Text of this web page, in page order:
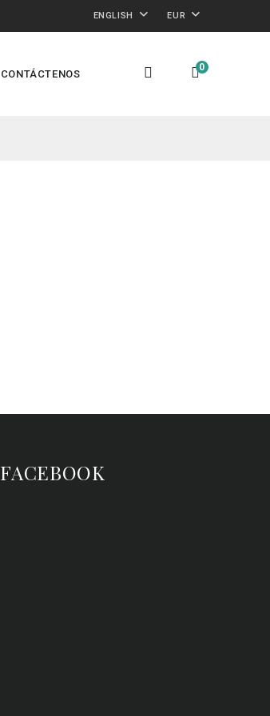
ENGLISH EUR
CONTÁCTENOS
0
FACEBOOK